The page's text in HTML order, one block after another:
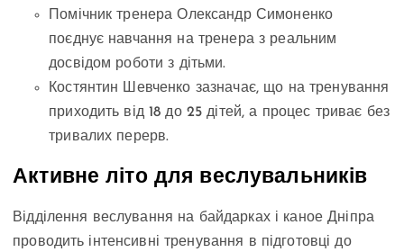
Помічник тренера Олександр Симоненко
поєднує навчання на тренера з реальним
досвідом роботи з дітьми.
Костянтин Шевченко зазначає, що на тренування
приходить від 18 до 25 дітей, а процес триває без
тривалих перерв.
Активне літо для веслувальників
Відділення веслування на байдарках і каное Дніпра
проводить інтенсивні тренування в підготовці до